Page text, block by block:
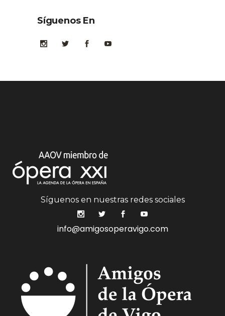
Síguenos En
Síguenos en nuestras redes sociales
info@amigosoperavigo.com